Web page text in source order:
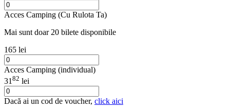
Acces Camping (Cu Rulota Ta)
Mai sunt doar 20 bilete disponibile
165 lei
Acces Camping (individual)
31 82 lei
Dacă ai un cod de voucher, click aici